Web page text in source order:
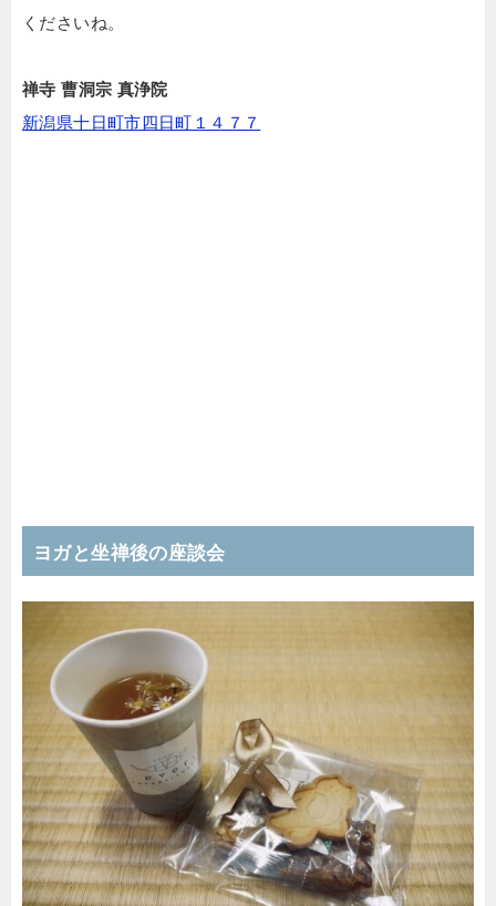
くださいね。
禅寺 曹洞宗 真浄院
新潟県十日町市四日町１４７７
ヨガと坐禅後の座談会